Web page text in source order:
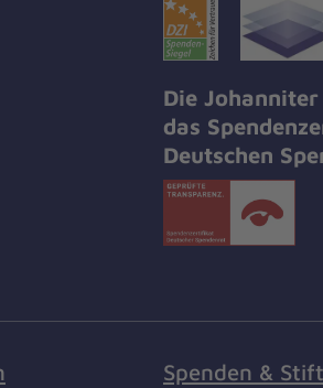
Die
das
Deutschen
Spenden &